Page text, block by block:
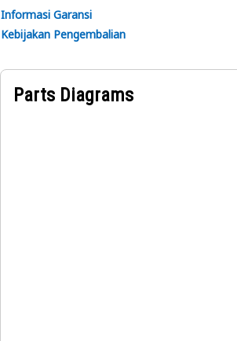
Informasi Garansi
Kebijakan Pengembalian
Parts Diagrams